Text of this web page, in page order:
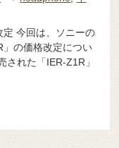
定 今回は、ソニーの
の価格改定につい
れた「IER-Z1R」